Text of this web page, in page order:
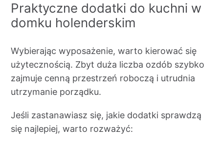
Praktyczne dodatki do kuchni w
domku holenderskim
Wybierając wyposażenie, warto kierować się
użytecznością. Zbyt duża liczba ozdób szybko
zajmuje cenną przestrzeń roboczą i utrudnia
utrzymanie porządku.
Jeśli zastanawiasz się, jakie dodatki sprawdzą
się najlepiej, warto rozważyć: